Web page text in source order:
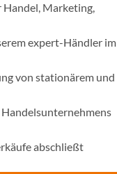
Handel, Marketing,
expert-Händler im
von stationärem und
abschließt